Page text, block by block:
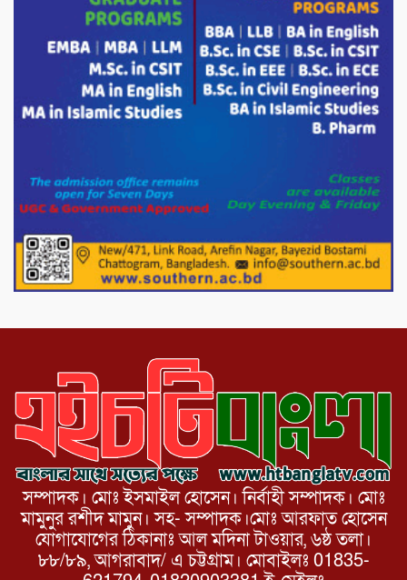
দেশের বাজারে ভরিতে ১০ হাজার টাকা সোনার
দাম বাড়ানোর ঘোষণা।
ভারপ্রাপ্ত রাষ্ট্রপতি হাফিজ উদ্দিন আহমদের
সাথে এইচটি বাংলা অনলাইন পোর্টাল ও আইপি
সৌজন্য সাক্ষাৎ।
পাটগ্রামে জুলাই অভ্যুত্থান দিবস উপলক্ষে
পোরশায় গণঅভ্যুত্থান দিবসে শহিদ ও জুলাই
সম্পাদক। মোঃ ইসমাইল হোসেন। নির্বাহী সম্পাদক। মোঃ
মামুনুর রশীদ মামুন। সহ- সম্পাদক।মোঃ আরফাত হোসেন
যোগাযোগের ঠিকানাঃ আল মদিনা টাওয়ার, ৬ষ্ঠ তলা।
৮৮/৮৯, আগরাবাদ/ এ চট্টগ্রাম। মোবাইলঃ 01835-